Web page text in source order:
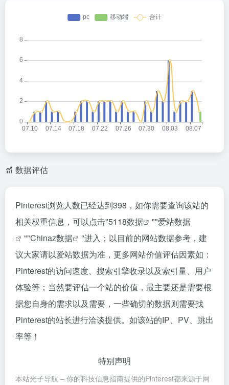
数据评估
Pinterest浏览人数已经达到398，如你需要查询该站的
相关权重信息，可以点击"5118数据 ""爱站数据
""Chinaz数据
"进入；以目前的网站数据参考，建
议大家请以爱站数据为准，更多网站价值评估因素如：
Pinterest的访问速度、搜索引擎收录以及索引量、用户
体验等；当然要评估一个站的价值，最主要还是需要根
据您自身的需求以及需要，一些确切的数据则需要找
Pinterest的站长进行洽谈提供。如该站的IP、PV、跳出
率等！
特别声明
本站光子导航 – 你的科技信息指南提供的Pinterest都来源于网